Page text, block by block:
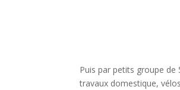
Puis par petits groupe
travaux domestique,